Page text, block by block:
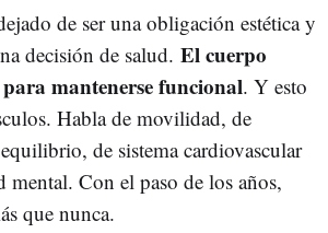
de ser una obligación estética y
decisión de salud. El cuerpo
mantenerse funcional. Y esto
Habla de movilidad, de
de sistema cardiovascular
mental. Con el paso de los años,
que nunca.